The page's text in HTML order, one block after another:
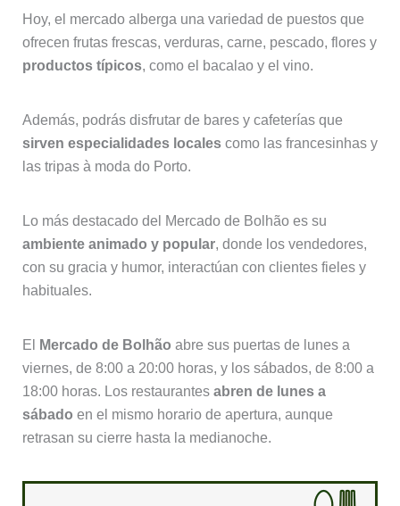
Hoy, el mercado alberga una variedad de puestos que
ofrecen frutas frescas, verduras, carne, pescado, flores y
productos típicos, como el bacalao y el vino.
Además, podrás disfrutar de bares y cafeterías que
sirven especialidades localescomo las francesinhas y
las tripas à moda do Porto.
Lo más destacado del Mercado de Bolhão es su
ambiente animado y popular, donde los vendedores,
con su gracia y humor, interactúan con clientes fieles y
habituales.
El Mercado de Bolhão abre sus puertas de lunes a
viernes, de 8:00 a 20:00 horas, y los sábados, de 8:00 a
18:00 horas. Los restaurantesabren de lunes a
sábado en el mismo horario de apertura, aunque
retrasan su cierre hasta la medianoche.